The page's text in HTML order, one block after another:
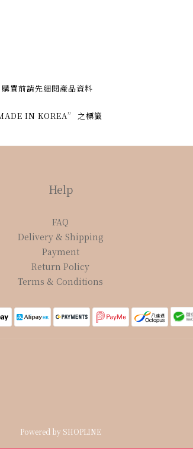
買前請先細閱產品資料
IN KOREA” 之標籤
Help
FAQ
Delivery & Shipping
Payment
Return Policy
Terms & Conditions
Powered by SHOPLINE